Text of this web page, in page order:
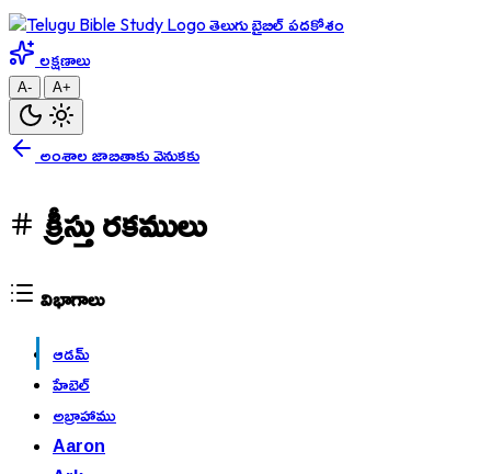
తెలుగు బైబిల్ పదకోశం
లక్షణాలు
A- A+
అంశాల జాబితాకు వెనుకకు
క్రీస్తు రకములు
విభాగాలు
ఆడమ్
హేబెల్
అబ్రాహాము
Aaron